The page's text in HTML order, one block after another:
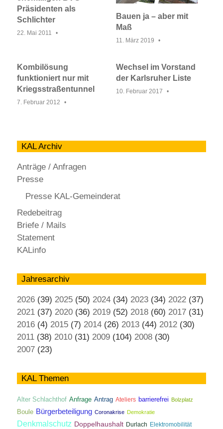
Präsidenten als
Schlichter
22. Mai 2011
Bauen ja – aber mit
Maß
11. März 2019
Kombilösung
funktioniert nur mit
Kriegsstraßentunnel
7. Februar 2012
Wechsel im Vorstand
der Karlsruher Liste
10. Februar 2017
KAL Archiv
Anträge / Anfragen
Presse
Presse KAL-Gemeinderat
Redebeitrag
Briefe / Mails
Statement
KALinfo
Jahresarchiv
2026 (39) 2025 (50) 2024 (34) 2023 (34) 2022 (37)
2021 (37) 2020 (36) 2019 (52) 2018 (60) 2017 (31)
2016 (4) 2015 (7) 2014 (26) 2013 (44) 2012 (30)
2011 (38) 2010 (31) 2009 (104) 2008 (30)
2007 (23)
KAL Themen
Alter Schlachthof Anfrage Antrag Ateliers barrierefrei Bolzplatz
Boule Bürgerbeteiligung Coronakrise Demokratie
Denkmalschutz Doppelhaushalt Durlach Elektromobilität